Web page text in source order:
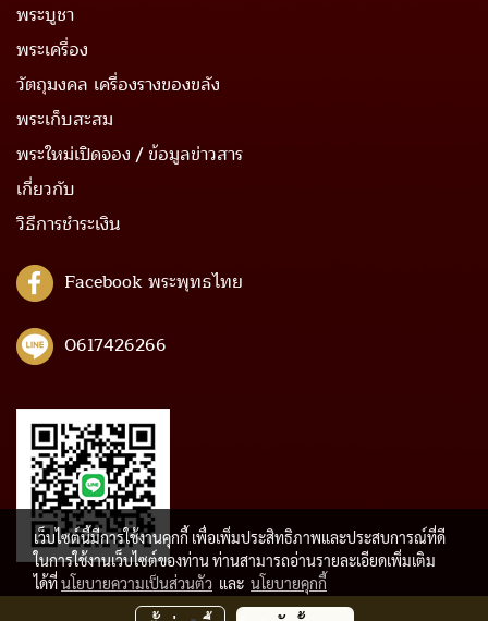
พระบูชา
พระเครื่อง
วัตถุมงคล เครื่องรางของขลัง
พระเก็บสะสม
พระใหม่เปิดจอง / ข้อมูลข่าวสาร
เกี่ยวกับ
วิธีการชำระเงิน
Facebook พระพุทธไทย
0617426266
เว็บไซต์นี้มีการใช้งานคุกกี้ เพื่อเพิ่มประสิทธิภาพและประสบการณ์ที่ดี
ในการใช้งานเว็บไซต์ของท่าน ท่านสามารถอ่านรายละเอียดเพิ่มเติม
ได้ที่นโยบายความเป็นส่วนตัว และ นโยบายคุกกี้